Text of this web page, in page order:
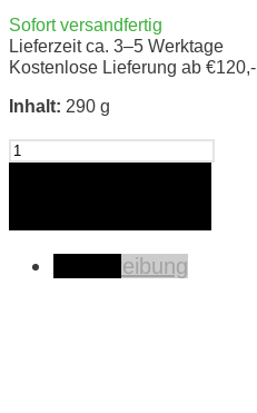
Sofort versandfertig
Lieferzeit ca. 3–5 Werktage
Kostenlose Lieferung ab €120,-
Inhalt: 290 g
Ajvar
Rot
Menge
Beschreibung